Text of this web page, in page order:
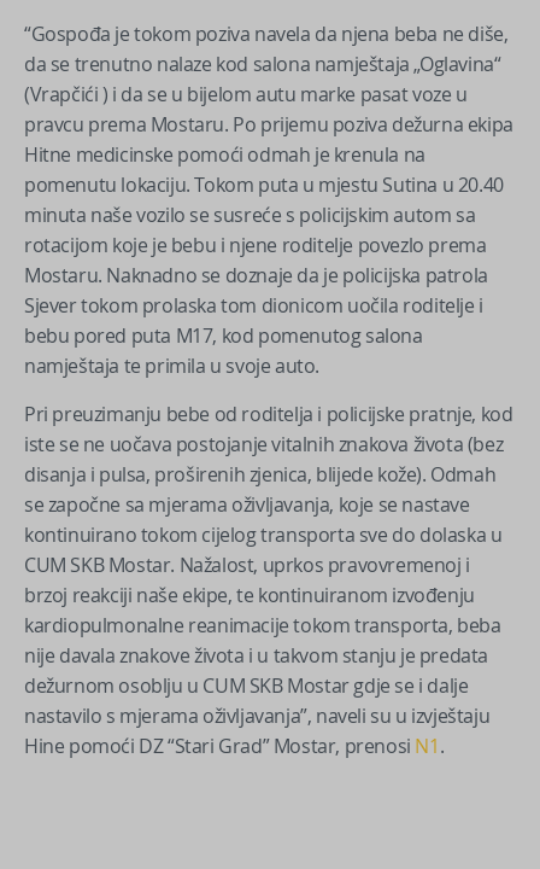
“Gospođa je tokom poziva navela da njena beba ne diše,
da se trenutno nalaze kod salona namještaja „Oglavina“
(Vrapčići ) i da se u bijelom autu marke pasat voze u
pravcu prema Mostaru. Po prijemu poziva dežurna ekipa
Hitne medicinske pomoći odmah je krenula na
pomenutu lokaciju. Tokom puta u mjestu Sutina u 20.40
minuta naše vozilo se susreće s policijskim autom sa
rotacijom koje je bebu i njene roditelje povezlo prema
Mostaru. Naknadno se doznaje da je policijska patrola
Sjever tokom prolaska tom dionicom uočila roditelje i
bebu pored puta M17, kod pomenutog salona
namještaja te primila u svoje auto.
Pri preuzimanju bebe od roditelja i policijske pratnje, kod
iste se ne uočava postojanje vitalnih znakova života (bez
disanja i pulsa, proširenih zjenica, blijede kože). Odmah
se započne sa mjerama oživljavanja, koje se nastave
kontinuirano tokom cijelog transporta sve do dolaska u
CUM SKB Mostar. Nažalost, uprkos pravovremenoj i
brzoj reakciji naše ekipe, te kontinuiranom izvođenju
kardiopulmonalne reanimacije tokom transporta, beba
nije davala znakove života i u takvom stanju je predata
dežurnom osoblju u CUM SKB Mostar gdje se i dalje
nastavilo s mjerama oživljavanja”, naveli su u izvještaju
Hine pomoći DZ “Stari Grad” Mostar, prenosi N1.